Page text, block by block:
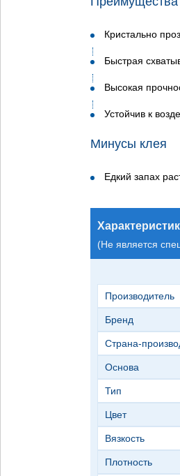
Кристально
Быстрая
Высокая
Устойчив к
Минусы клея
Едкий запах
(Не является
Производитель
Бренд
Страна-
Основа
Тип
Цвет
Вязкость
Плотность